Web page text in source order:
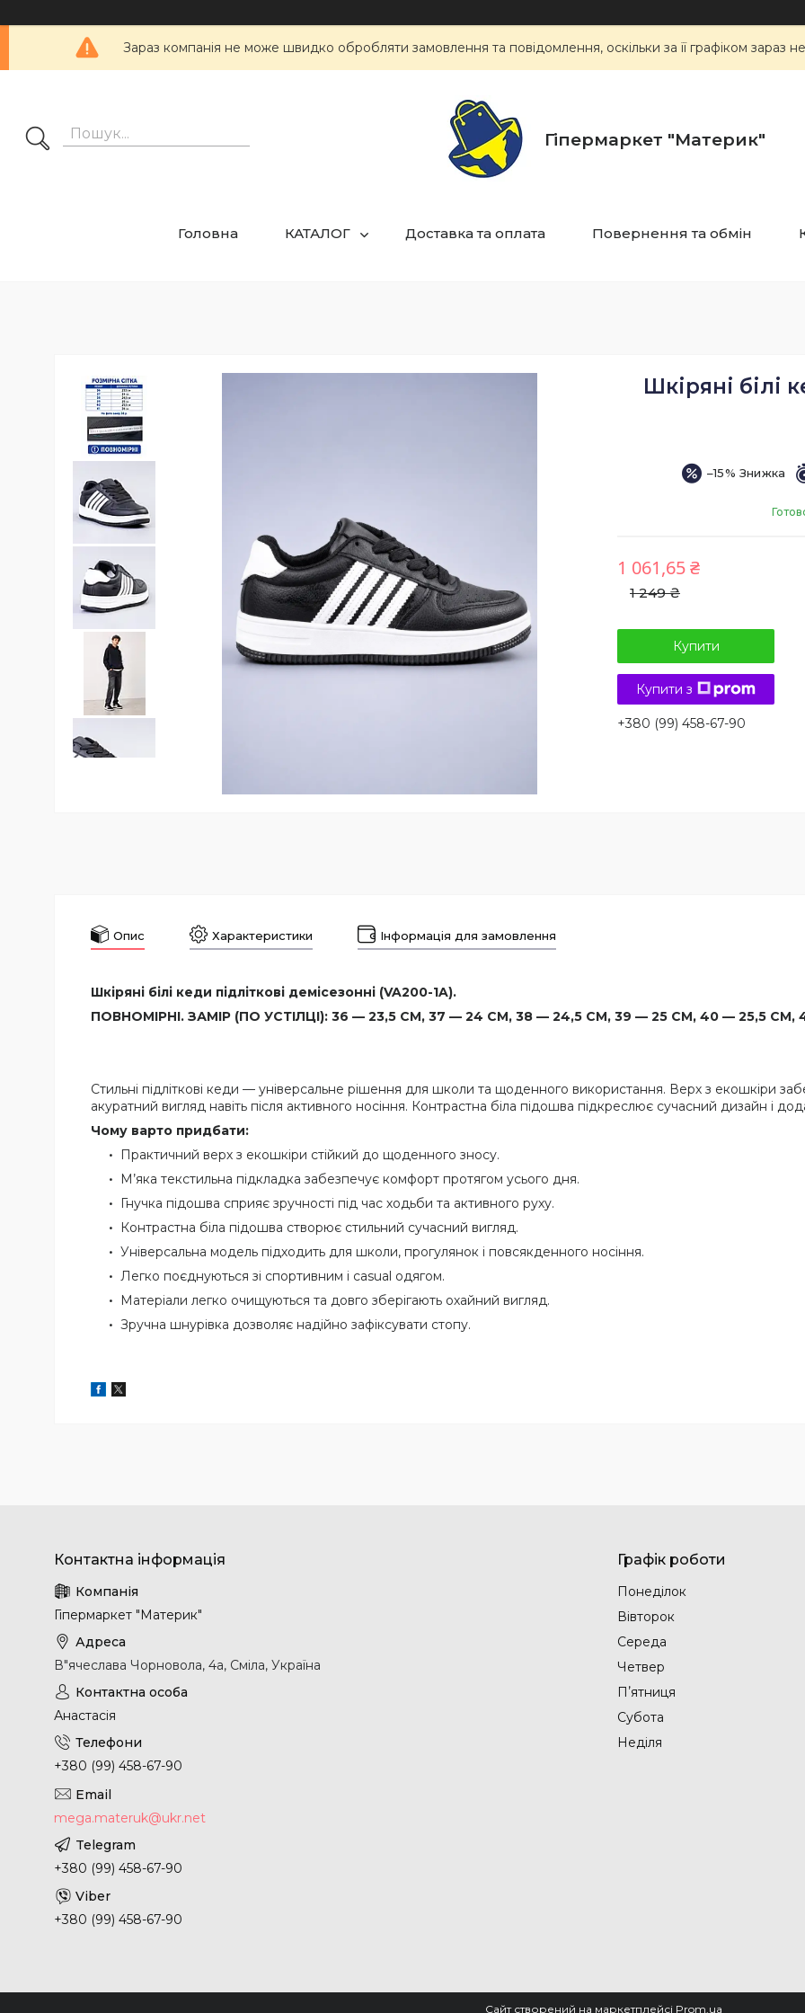
Зараз компанія не може швидко обробляти замовлення та повідомлення, оскільки за її графіком
Гіпермаркет "Материк"
Головна КАТАЛОГ Доставка та оплата Повернення та обмін
Шкіряні білі
–15%
1 249 ₴
1 061,65 ₴
Купити
Купити з
+380 (99) 458-67-90
Опис Характеристики Інформація для замовлення
Шкіряні білі кеди підліткові демісезонні (VA200-1A).
ПОВНОМІРНІ. ЗАМІР (ПО УСТІЛЦІ): 36 — 23,5 СМ, 37 — 24 СМ, 38 — 24,5 СМ, 39 — 25 СМ, 40 — 25,5 СМ,
Стильні підліткові кеди — універсальне рішення для школи та щоденного використання. Верх з екошкіри
акуратний вигляд навіть після активного носіння. Контрастна біла підошва підкреслює сучасний дизайн і
Чому варто придбати:
Практичний верх з екошкіри стійкий до щоденного зносу.
М’яка текстильна підкладка забезпечує комфорт протягом усього дня.
Гнучка підошва сприяє зручності під час ходьби та активного руху.
Контрастна біла підошва створює стильний сучасний вигляд.
Універсальна модель підходить для школи, прогулянок і повсякденного носіння.
Легко поєднуються зі спортивним і casual одягом.
Матеріали легко очищуються та довго зберігають охайний вигляд.
Зручна шнурівка дозволяє надійно зафіксувати стопу.
Гіпермаркет "Материк"
В"ячеслава Чорновола, 4а, Сміла, Україна
Анастасія
+380 (99) 458-67-90
mega.materuk@ukr.net
+380 (99) 458-67-90
+380 (99) 458-67-90
Графік роботи
Понеділок
Вівторок
Середа
Четвер
Пʼятниця
Субота
Неділя
Сайт створений на маркетплейсі Prom.ua